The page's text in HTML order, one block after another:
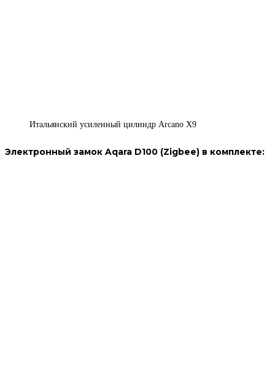
Итальянский усиленный цилиндр Arcano X9​
Электронный замок Aqara D100 (Zigbee) в комплекте: